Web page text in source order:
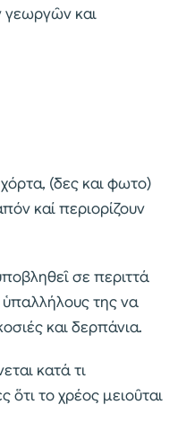
γεωργῶν και
(δες και φωτο)
καί περιορίζουν
σε περιττά
ὑπαλλήλους της να
και δερπάνια.
κατά τι
ὅτι το χρέος μειοῦται